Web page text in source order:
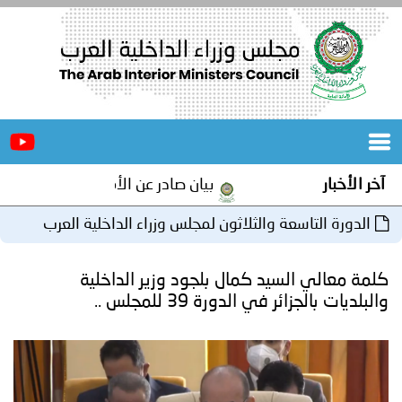
الرئيسية
المجلس
مؤتمرات
اجتماعاتوبرامج
بيان صادر عن الأمانة العامة لمجلس وزراء الداخلية
والثلاثون لمجلس وزراء الداخلية العرب
كمال بلجود وزير الداخلية
الدورة 39 للمجلس ..